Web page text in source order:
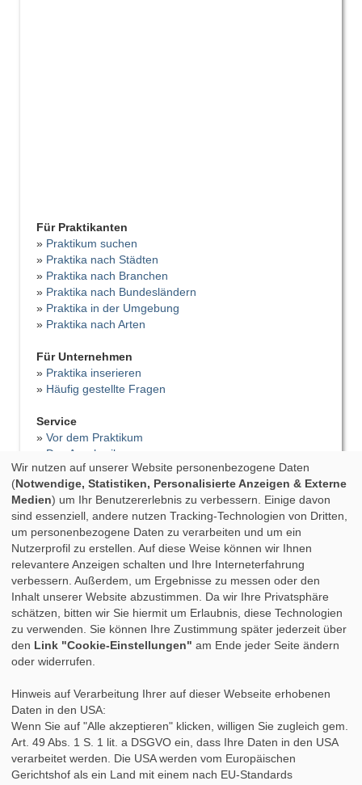
Für Praktikanten
» Praktikum suchen
» Praktika nach Städten
» Praktika nach Branchen
» Praktika nach Bundesländern
» Praktika in der Umgebung
» Praktika nach Arten
Für Unternehmen
» Praktika inserieren
» Häufig gestellte Fragen
Service
» Vor dem Praktikum
Das Anschreiben
»Der Lebenslauf
»Vorstellungsgespräch
»Bewerbungsfehler
»Tipps für das Praktikum
»Praktikumsbericht
»Praktikumszeugnis
»Nach dem Praktikum
»Studium & Praktikum
»Fortbildung
»Auslandspraktikum
»Berufsbegleitendes Studium
Wir nutzen auf unserer Website personenbezogene Daten
(Notwendige, Statistiken, Personalisierte Anzeigen & Externe
Medien) um Ihr Benutzererlebnis zu verbessern. Einige davon
sind essenziell, andere nutzen Tracking-Technologien von Dritten,
um personenbezogene Daten zu verarbeiten und um ein
Nutzerprofil zu erstellen. Auf diese Weise können wir Ihnen
relevantere Anzeigen schalten und Ihre Interneterfahrung
verbessern. Außerdem, um Ergebnisse zu messen oder den
Inhalt unserer Website abzustimmen. Da wir Ihre Privatsphäre
schätzen, bitten wir Sie hiermit um Erlaubnis, diese Technologien
zu verwenden. Sie können Ihre Zustimmung später jederzeit über
den Link "Cookie-Einstellungen" am Ende jeder Seite ändern
oder widerrufen.
Hinweis auf Verarbeitung Ihrer auf dieser Webseite erhobenen
Daten in den USA:
Wenn Sie auf "Alle akzeptieren" klicken, willigen Sie zugleich gem.
Art. 49 Abs. 1 S. 1 lit. a DSGVO ein, dass Ihre Daten in den USA
verarbeitet werden. Die USA werden vom Europäischen
Gerichtshof als ein Land mit einem nach EU-Standards